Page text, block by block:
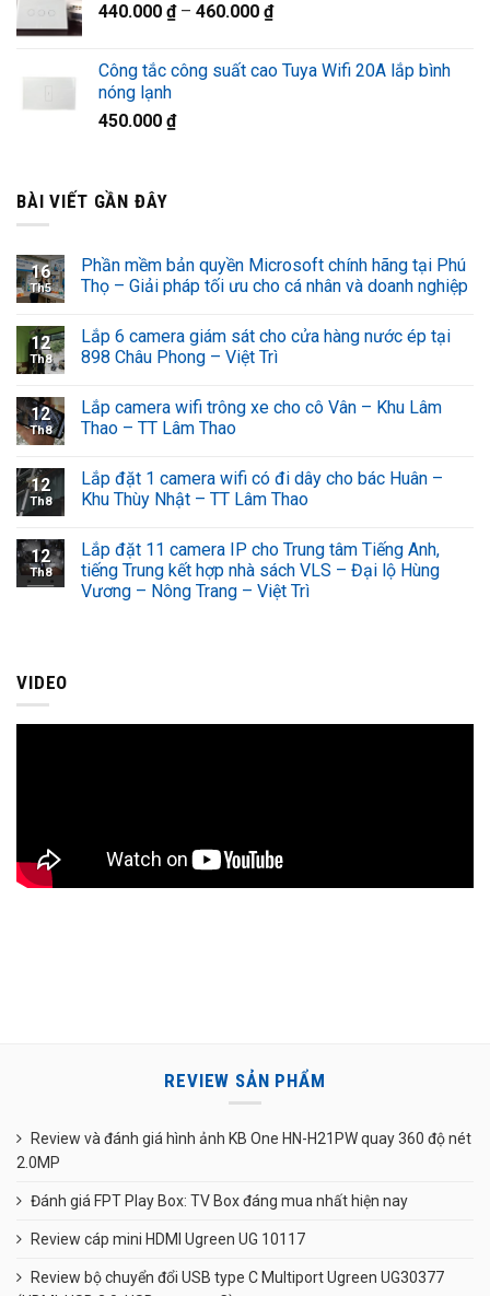
440.000 ₫– 460.000 ₫
Công tắc công suất cao Tuya Wifi 20A lắp bình
nóng lạnh
450.000 ₫
BÀI VIẾT GẦN ĐÂY
16
Th5
Phần mềm bản quyền Microsoft chính hãng tại Phú
Thọ – Giải pháp tối ưu cho cá nhân và doanh nghiệp
12
Th8
Lắp 6 camera giám sát cho cửa hàng nước ép tại
898 Châu Phong – Việt Trì
12
Th8
Lắp camera wifi trông xe cho cô Vân – Khu Lâm
Thao – TT Lâm Thao
12
Th8
Lắp đặt 1 camera wifi có đi dây cho bác Huân –
Khu Thùy Nhật – TT Lâm Thao
12
Th8
Lắp đặt 11 camera IP cho Trung tâm Tiếng Anh,
tiếng Trung kết hợp nhà sách VLS – Đại lộ Hùng
Vương – Nông Trang – Việt Trì
VIDEO
REVIEW SẢN PHẨM
Review và đánh giá hình ảnh KB One HN-H21PW quay 360 độ nét
2.0MP
Đánh giá FPT Play Box: TV Box đáng mua nhất hiện nay
Review cáp mini HDMI Ugreen UG 10117
Review bộ chuyển đổi USB type C Multiport Ugreen UG30377